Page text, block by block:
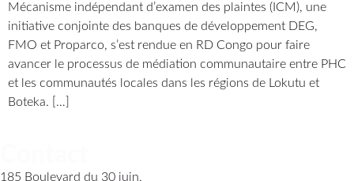
Mécanisme indépendant d’examen des plaintes (ICM), une
initiative conjointe des banques de développement DEG,
FMO et Proparco, s’est rendue en RD Congo pour faire
avancer le processus de médiation communautaire entre PHC
et les communautés locales dans les régions de Lokutu et
Boteka. […]
185 Boulevard du 30 juin,